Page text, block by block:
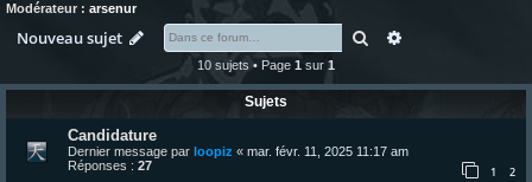
Modérateur : arsenur
Nouveau sujet Rechercher
10 sujets • Page 1 sur 1
Sujets
Candidature
Dernier message par loopiz « mar. févr. 11, 2025 11:17 am
Réponses : 27 1 2